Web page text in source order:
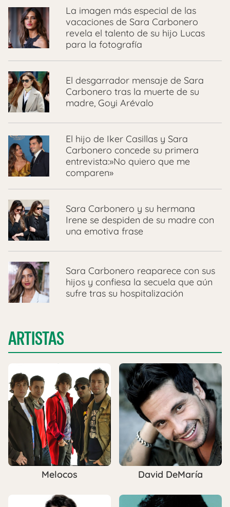
La imagen más especial de las
vacaciones de Sara Carbonero
revela el talento de su hijo Lucas
para la fotografía
El desgarrador mensaje de Sara
Carbonero tras la muerte de su
madre, Goyi Arévalo
El hijo de Iker Casillas y Sara
Carbonero concede su primera
entrevista:»No quiero que me
comparen»
Sara Carbonero y su hermana
Irene se despiden de su madre con
una emotiva frase
Sara Carbonero reaparece con sus
hijos y confiesa la secuela que aún
sufre tras su hospitalización
ARTISTAS
Melocos David DeMaría